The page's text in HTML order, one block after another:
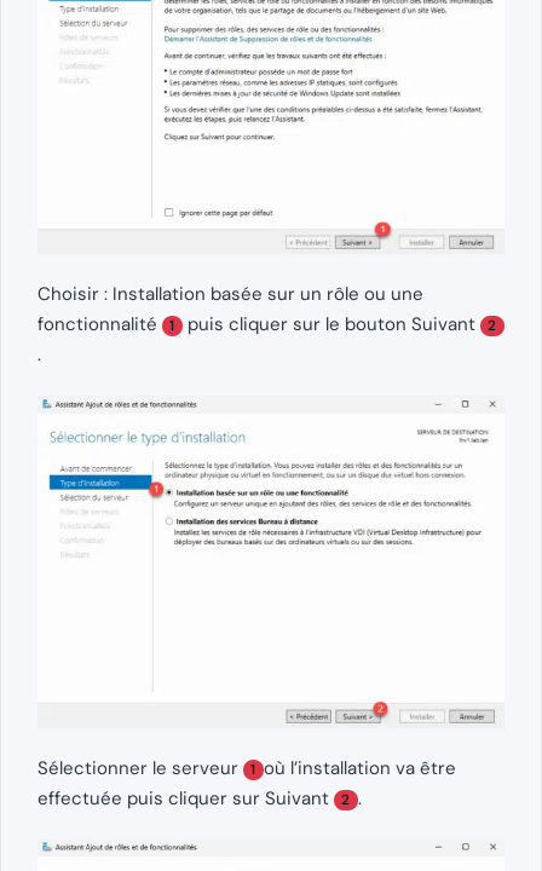
Choisir : Installation basée sur un rôle ou une
fonctionnalité
1 puis cliquer sur le bouton Suivant 2
.
Sélectionner le serveur 1 où l’installation va être
effectuée puis cliquer sur Suivant
2 .